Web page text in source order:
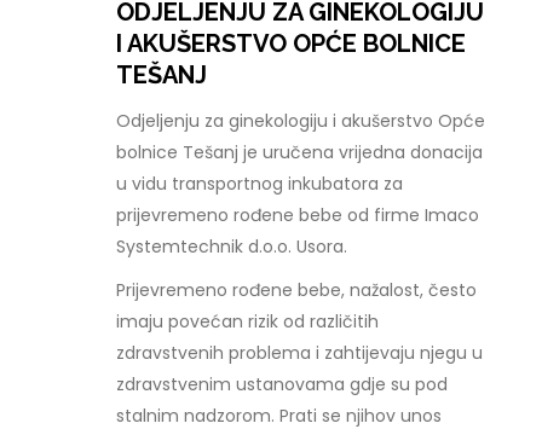
ODJELJENJU ZA GINEKOLOGIJU
I AKUŠERSTVO OPĆE BOLNICE
TEŠANJ
Odjeljenju za ginekologiju i akušerstvo Opće
bolnice Tešanj je uručena vrijedna donacija
u vidu transportnog inkubatora za
prijevremeno rođene bebe od firme Imaco
Systemtechnik d.o.o. Usora.
Prijevremeno rođene bebe, nažalost, često
imaju povećan rizik od različitih
zdravstvenih problema i zahtijevaju njegu u
zdravstvenim ustanovama gdje su pod
stalnim nadzorom. Prati se njihov unos